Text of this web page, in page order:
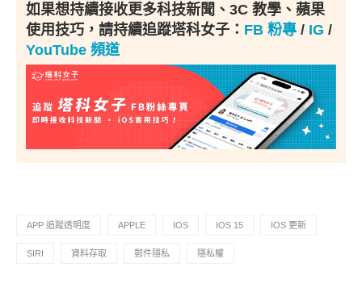
如果想持續接收更多科技新聞、3C 教學、蘋果
使用技巧，請持續追蹤塔科女子： FB 粉專 / IG /
YouTube 頻道
APP 追蹤透明度 APPLE IOS IOS 15 IOS 更新
SIRI 資料存取 郵件隱私 隱私權